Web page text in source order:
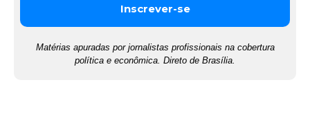
Matérias apuradas por jornalistas profissionais na cobertura
política e econômica. Direto de Brasília.